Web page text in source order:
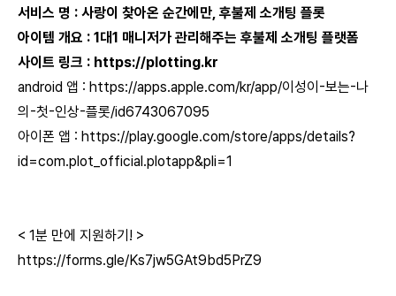
서비스 명 : 사랑이 찾아온 순간에만, 후불제 소개팅 플롯
아이템 개요 : 1대1 매니저가 관리해주는 후불제 소개팅 플랫폼
사이트 링크 : https://plotting.kr
android 앱 : https://apps.apple.com/kr/app/이성이-보는-나
의-첫-인상-플롯/id6743067095
아이폰 앱 : https://play.google.com/store/apps/details?
id=com.plot_official.plotapp&pli=1
< 1분 만에 지원하기! >
https://forms.gle/Ks7jw5GAt9bd5PrZ9